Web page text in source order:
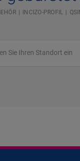
INCIZO-PROFIL